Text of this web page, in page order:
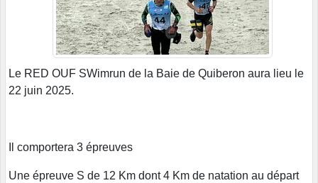
Le RED OUF SWimrun de la Baie de Quiberon aura lieu le
22 juin 2025.
Il comportera 3 épreuves
Une épreuve S de 12 Km dont 4 Km de natation au départ